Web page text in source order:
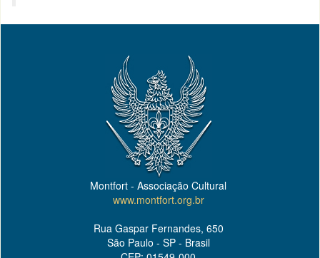
Montfort - Associação Cultural
www.montfort.org.br
Rua Gaspar Fernandes, 650
São Paulo - SP - Brasil